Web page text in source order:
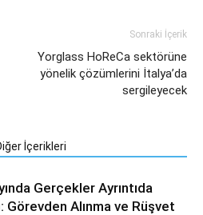
Sonraki İçerik
Yorglass HoReCa sektörüne
yönelik çözümlerini İtalya’da
sergileyecek
İçerikleri
Gerçekler Ayrıntıda
Görevden Alınma ve Rüşvet